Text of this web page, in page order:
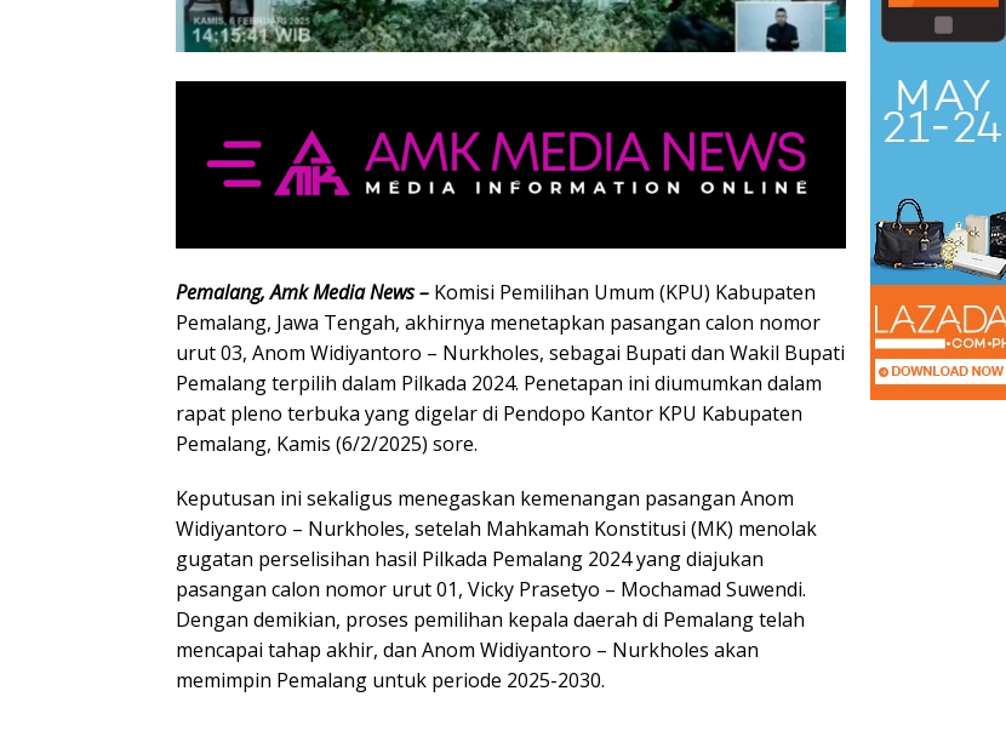
Pemalang, Amk Media News – Komisi Pemilihan Umum (KPU) Kabupaten
Pemalang, Jawa Tengah, akhirnya menetapkan pasangan calon nomor
urut 03, Anom Widiyantoro – Nurkholes, sebagai Bupati dan Wakil Bupati
Pemalang terpilih dalam Pilkada 2024. Penetapan ini diumumkan dalam
rapat pleno terbuka yang digelar di Pendopo Kantor KPU Kabupaten
Pemalang, Kamis (6/2/2025) sore.
Keputusan ini sekaligus menegaskan kemenangan pasangan Anom
Widiyantoro – Nurkholes, setelah Mahkamah Konstitusi (MK) menolak
gugatan perselisihan hasil Pilkada Pemalang 2024 yang diajukan
pasangan calon nomor urut 01, Vicky Prasetyo – Mochamad Suwendi.
Dengan demikian, proses pemilihan kepala daerah di Pemalang telah
mencapai tahap akhir, dan Anom Widiyantoro – Nurkholes akan
memimpin Pemalang untuk periode 2025-2030.